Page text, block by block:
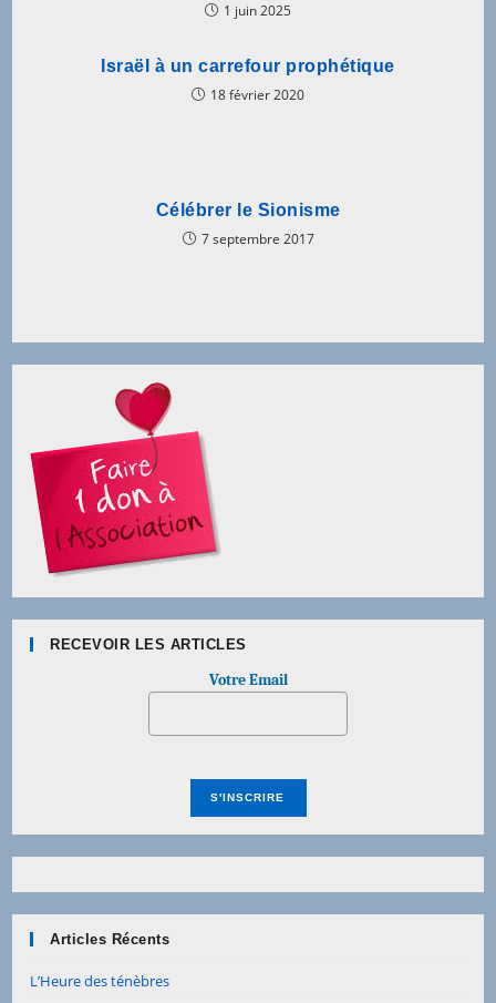
1 juin 2025
Israël à un carrefour prophétique
18 février 2020
Célébrer le Sionisme
7 septembre 2017
RECEVOIR LES ARTICLES
Votre Email
Articles Récents
L’Heure des ténèbres